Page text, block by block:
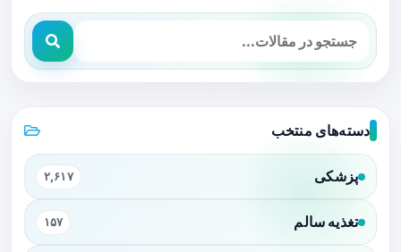
دسته‌های منتخب
پزشکی ۲,۶۱۷
تغذیه سالم ۱۵۷